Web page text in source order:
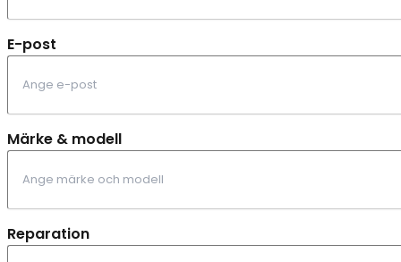
E-post
Märke & modell
Reparation